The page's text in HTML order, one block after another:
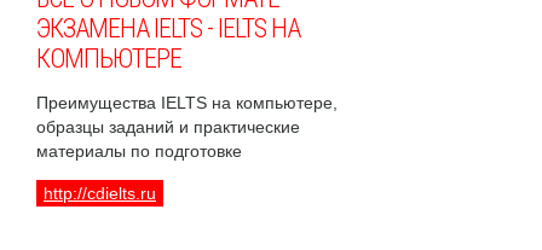
ЭКЗАМЕНА IELTS - IELTS НА
КОМПЬЮТЕРЕ
Преимущества IELTS на компьютере,
образцы заданий и практические
материалы по подготовке
http://cdielts.ru